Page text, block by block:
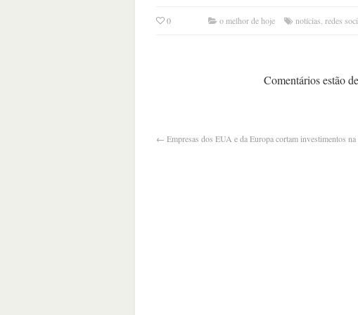
0 o melhor de hoje notícias redes
Comentários estão
← Empresas dos EUA e da Europa cortam investimentos